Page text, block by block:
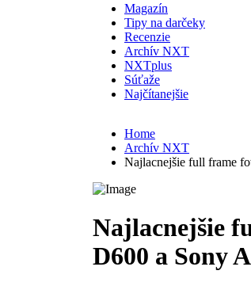
Magazín
Tipy na darčeky
Recenzie
Archív NXT
NXTplus
Súťaže
Najčítanejšie
Home
Archív NXT
Najlacnejšie full frame
Najlacnejšie
D600 a Sony